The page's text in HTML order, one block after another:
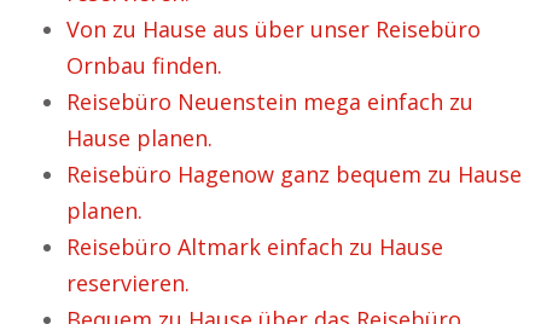
Von zu Hause aus über unser Reisebüro
Ornbau finden.
Reisebüro Neuenstein mega einfach zu
Hause planen.
Reisebüro Hagenow ganz bequem zu Hause
planen.
Reisebüro Altmark einfach zu Hause
reservieren.